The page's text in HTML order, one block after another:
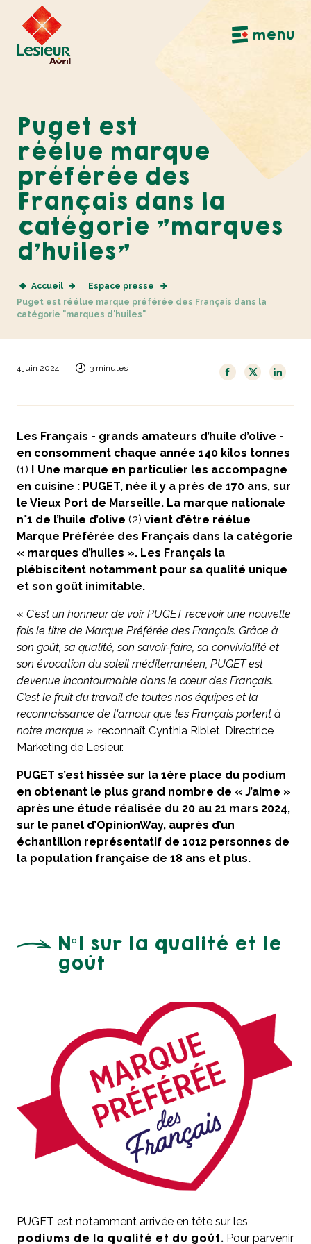
Aller à la navigation principale
Aller au contenu principal
Aller au pied de page
menu
Puget est
réélue marque
préférée des
Français dans la
catégorie "marques
d'huiles"
Accueil
Espace presse
Puget est réélue marque préférée des Français dans la
catégorie "marques d'huiles"
4 juin 2024 3 minutes
Les Français - grands amateurs d’huile d’olive -
en consomment chaque année 140 kilos tonnes
(1) ! Une marque en particulier les accompagne
en cuisine : PUGET, née il y a près de 170 ans, sur
le Vieux Port de Marseille. La marque nationale
n°1 de l’huile d’olive (2) vient d’être réélue
Marque Préférée des Français dans la catégorie
« marques d’huiles ». Les Français la
plébiscitent notamment pour sa qualité unique
et son goût inimitable.
« C’est un honneur de voir PUGET recevoir une nouvelle
fois le titre de Marque Préférée des Français. Grâce à
son goût, sa qualité, son savoir-faire, sa convivialité et
son évocation du soleil méditerranéen, PUGET est
devenue incontournable dans le cœur des Français.
C’est le fruit du travail de toutes nos équipes et la
reconnaissance de l'amour que les Français portent à
notre marque », reconnaît Cynthia Riblet, Directrice
Marketing de Lesieur.
PUGET s’est hissée sur la 1ère place du podium
en obtenant le plus grand nombre de « J’aime »
après une étude réalisée du 20 au 21 mars 2024,
sur le panel d’OpinionWay, auprès d’un
échantillon représentatif de 1012 personnes de
la population française de 18 ans et plus.
N°1 sur la qualité et le
goût
PUGET est notamment arrivée en tête sur les
podiums de la qualité et du goût. Pour parvenir